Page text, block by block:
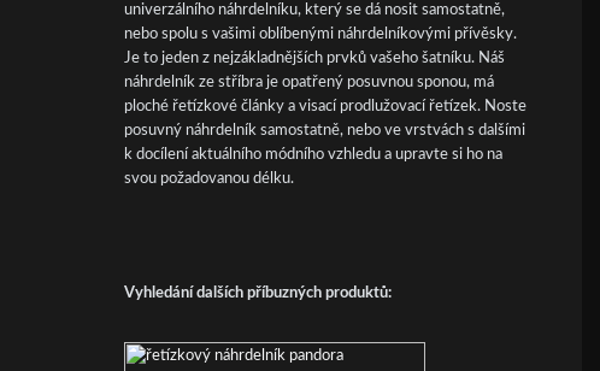
univerzálního náhrdelníku, který se dá nosit samostatně,
nebo spolu s vašimi oblíbenými náhrdelníkovými přívěsky.
Je to jeden z nejzákladnějších prvků vašeho šatníku. Náš
náhrdelník ze stříbra je opatřený posuvnou sponou, má
ploché řetízkové články a visací prodlužovací řetízek. Noste
posuvný náhrdelník samostatně, nebo ve vrstvách s dalšími
k docílení aktuálního módního vzhledu a upravte si ho na
svou požadovanou délku.
Vyhledání dalších příbuzných produktů: